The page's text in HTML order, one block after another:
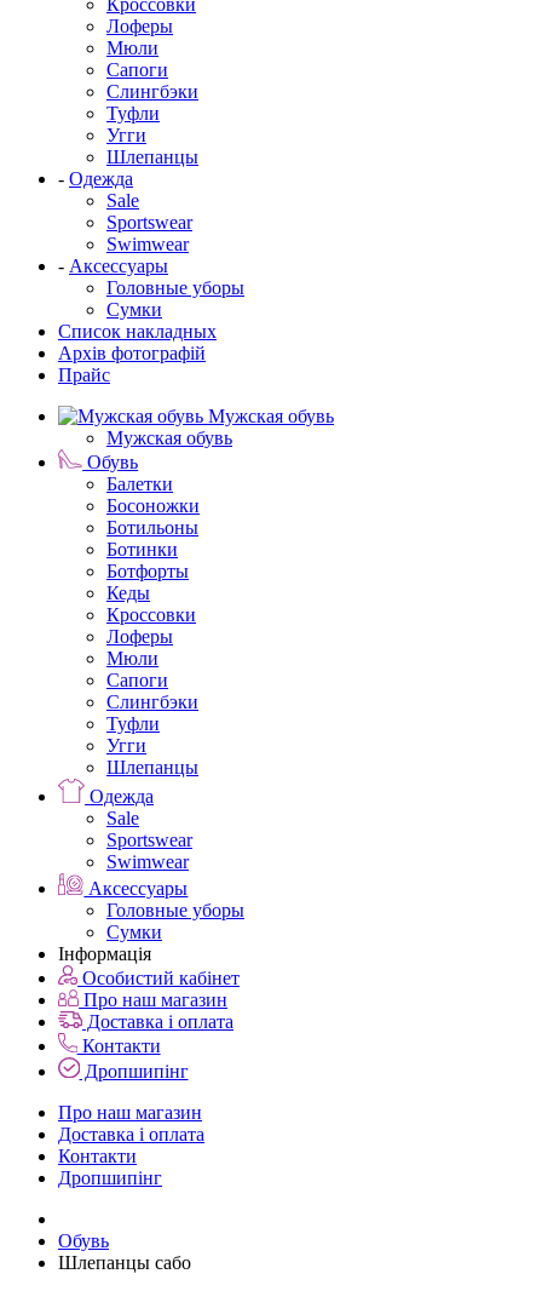
Лоферы
Мюли
Сапоги
Слингбэки
Туфли
Угги
Шлепанцы
- Одежда
Sale
Sportswear
Swimwear
- Аксессуары
Головные уборы
Сумки
Список накладных
Архів фотографій
Прайс
Мужская обувь
Мужская обувь
Обувь
Балетки
Босоножки
Ботильоны
Ботинки
Ботфорты
Кеды
Кроссовки
Лоферы
Мюли
Сапоги
Слингбэки
Туфли
Угги
Шлепанцы
Одежда
Sale
Sportswear
Swimwear
Аксессуары
Головные уборы
Сумки
Інформація
Особистий кабінет
Про наш магазин
Доставка і оплата
Контакти
Дропшипінг
Про наш магазин
Доставка і оплата
Контакти
Дропшипінг
Обувь
Шлепанцы сабо